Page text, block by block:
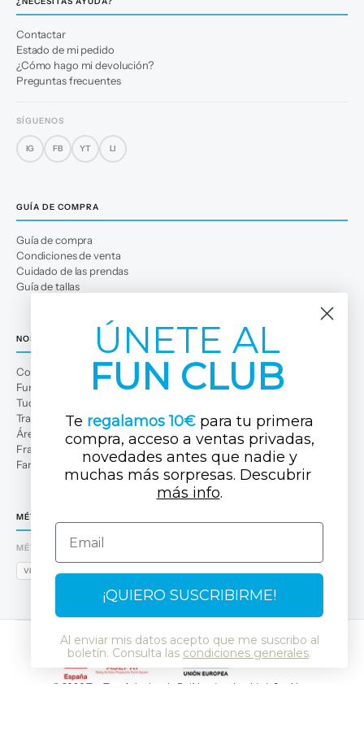
Contactar
Estado de mi pedido
¿Cómo hago mi devolución?
Preguntas frecuentes
SÍGUENOS
IG FB YT LI
GUÍA DE COMPRA
Guía de compra
Condiciones de venta
Cuidado de las prendas
Guía de tallas
NOSOTROS
Conócenos
Fun Club
Tuc Tuc Planet
Trabaja con nosotros
Área profesional
Franquicias
Familias numerosas
MÉTODOS DE PAGO
MÉTODOS DE PAGO
VISA
© 2026 Tuc Tuc Aviso legal y Política de privacidad Cookies
ÚNETE AL
FUN CLUB
Te regalamos 10€ para tu primera
compra, acceso a ventas privadas,
novedades antes que nadie y
muchas más sorpresas. Descubrir ​
más info.
Email
¡QUIERO SUSCRIBIRME!
Al enviar mis datos acepto que me suscribo al
boletín. Consulta las condiciones generales.